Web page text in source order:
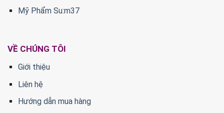
Mỹ Phẩm Su:m37
VỀ CHÚNG TÔI
Giới thiệu
Liên hệ
Hướng dẫn mua hàng